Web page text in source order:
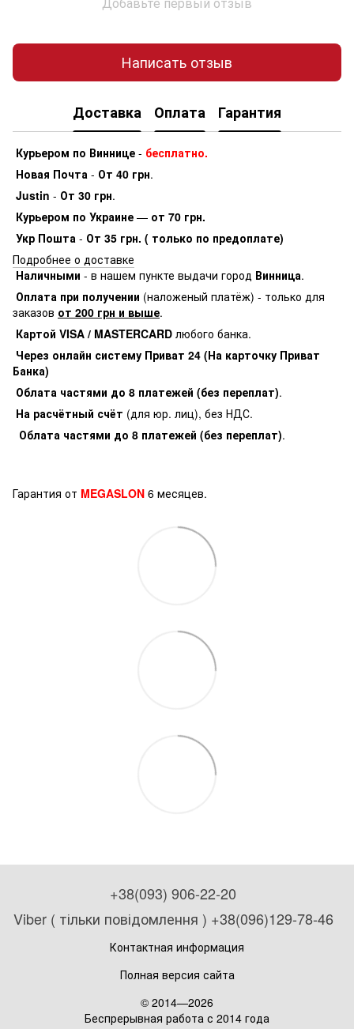
Написать отзыв
Доставка Оплата Гарантия
Курьером по Виннице - бесплатно.
Новая Почта - От 40 грн.
Justin - От 30 грн.
Курьером по Украине — от 70 грн.
Укр Пошта - От 35 грн. ( только по предоплате)
Подробнее о доставке
Наличными - в нашем пункте выдачи город Винница.
Оплата при получении (наложеный платёж) - только для
заказов от 200 грн и выше.
Картой VISA / MASTERCARD любого банка.
Через онлайн систему Приват 24 (На карточку Приват
Банка)
Облата частями до 8 платежей (без переплат).
На расчётный счёт (для юр. лиц), без НДС.
Облата частями до 8 платежей (без переплат).
Гарантия от MEGASLON 6 месяцев.
+38(093) 906-22-20
Viber ( тільки повідомлення ) +38(096)129-78-46
Контактная информация
Полная версия сайта
© 2014—2026
Беспрерывная работа с 2014 года